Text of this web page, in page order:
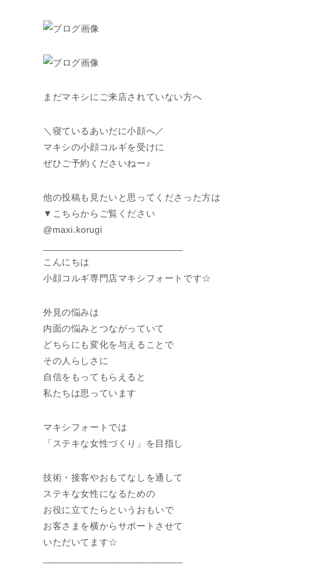
まだマキシにご来店されていない方へ
＼寝ているあいだに小顔へ／
マキシの小顔コルギを受けに
ぜひご予約くださいねー♪
他の投稿も見たいと思ってくださった方は
▼こちらからご覧ください
@maxi.korugi
こんにちは
小顔コルギ専門店マキシフォートです☆
外見の悩みは
内面の悩みとつながっていて
どちらにも変化を与えることで
その人らしさに
自信をもってもらえると
私たちは思っています
マキシフォートでは
「ステキな女性づくり」を目指し
技術・接客やおもてなしを通して
ステキな女性になるための
お役に立てたらというおもいで
お客さまを横からサポートさせて
いただいてます☆